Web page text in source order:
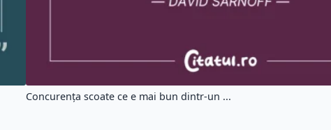
Concurența scoate ce e mai bun dintr-un ...